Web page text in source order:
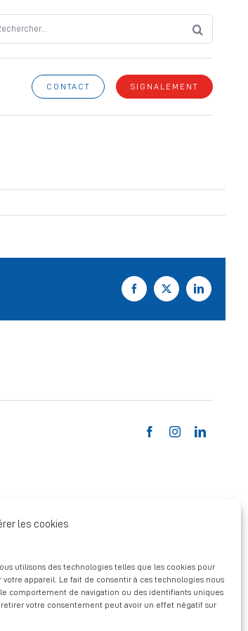
les cookies
utilisons des technologies telles que les cookies pour
appareil. Le fait de consentir à ces technologies nous
comportement de navigation ou des identifiants uniques
votre consentement peut avoir un effet négatif sur
CONTACT SIGNALEMENT
Facebook
X LinkedIn